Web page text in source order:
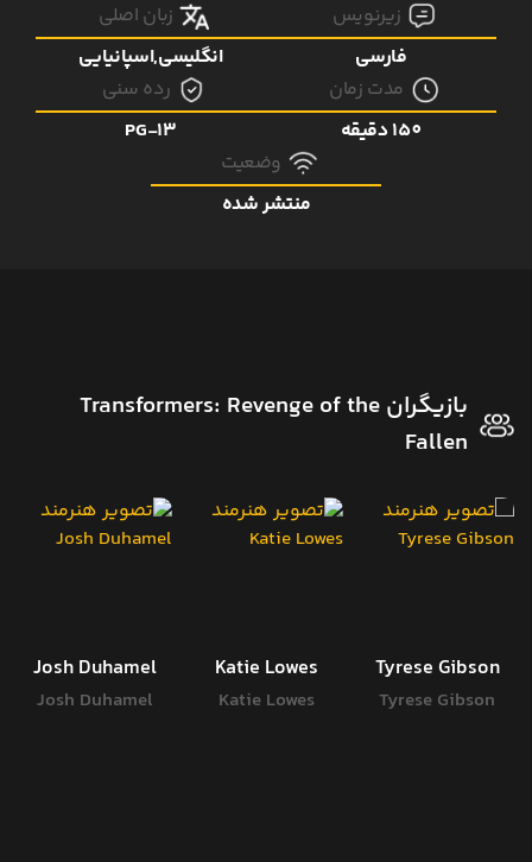
زیرنویس
فارسی
زبان اصلی
انگلیسی,اسپانیایی
مدت زمان
150 دقیقه
رده سنی
PG-13
وضعیت
منتشر شده
بازیگران Transformers: Revenge of the
Fallen
Tyrese Gibson
Tyrese Gibson
Katie Lowes
Katie Lowes
Josh Duhamel
Josh Duhamel